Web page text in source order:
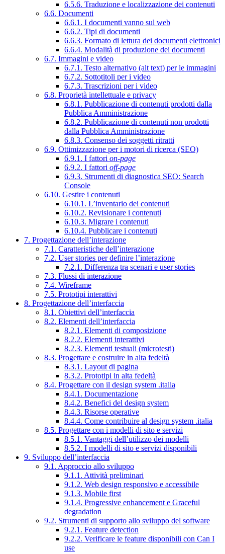
6.5.6. Traduzione e localizzazione dei contenuti
6.6. Documenti
6.6.1. I documenti vanno sul web
6.6.2. Tipi di documenti
6.6.3. Formato di lettura dei documenti elettronici
6.6.4. Modalità di produzione dei documenti
6.7. Immagini e video
6.7.1. Testo alternativo (alt text) per le immagini
6.7.2. Sottotitoli per i video
6.7.3. Trascrizioni per i video
6.8. Proprietà intellettuale e privacy
6.8.1. Pubblicazione di contenuti prodotti dalla
Pubblica Amministrazione
6.8.2. Pubblicazione di contenuti non prodotti
dalla Pubblica Amministrazione
6.8.3. Consenso dei soggetti ritratti
6.9. Ottimizzazione per i motori di ricerca (SEO)
6.9.1. I fattori on-page
6.9.2. I fattori off-page
6.9.3. Strumenti di diagnostica SEO: Search
Console
6.10. Gestire i contenuti
6.10.1. L’inventario dei contenuti
6.10.2. Revisionare i contenuti
6.10.3. Migrare i contenuti
6.10.4. Pubblicare i contenuti
7. Progettazione dell’interazione
7.1. Caratteristiche dell’interazione
7.2. User stories per definire l’interazione
7.2.1. Differenza tra scenari e user stories
7.3. Flussi di interazione
7.4. Wireframe
7.5. Prototipi interattivi
8. Progettazione dell’interfaccia
8.1. Obiettivi dell’interfaccia
8.2. Elementi dell’interfaccia
8.2.1. Elementi di composizione
8.2.2. Elementi interattivi
8.2.3. Elementi testuali (microtesti)
8.3. Progettare e costruire in alta fedeltà
8.3.1. Layout di pagina
8.3.2. Prototipi in alta fedeltà
8.4. Progettare con il design system .italia
8.4.1. Documentazione
8.4.2. Benefici del design system
8.4.3. Risorse operative
8.4.4. Come contribuire al design system .italia
8.5. Progettare con i modelli di sito e servizi
8.5.1. Vantaggi dell’utilizzo dei modelli
8.5.2. I modelli di sito e servizi disponibili
9. Sviluppo dell’interfaccia
9.1. Approccio allo sviluppo
9.1.1. Attività preliminari
9.1.2. Web design responsivo e accessibile
9.1.3. Mobile first
9.1.4. Progressive enhancement e Graceful
degradation
9.2. Strumenti di supporto allo sviluppo del software
9.2.1. Feature detection
9.2.2. Verificare le feature disponibili con Can I
use